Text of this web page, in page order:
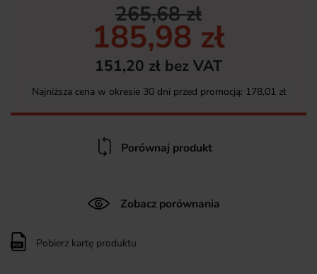
265,68 zł
185,98 zł
151,20 zł bez VAT
Najniższa cena w okresie 30 dni przed promocją: 178,01 zł
Porównaj produkt
Zobacz porównania
Pobierz kartę produktu